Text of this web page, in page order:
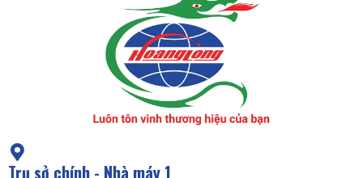
Trụ sở chính - Nhà máy 1